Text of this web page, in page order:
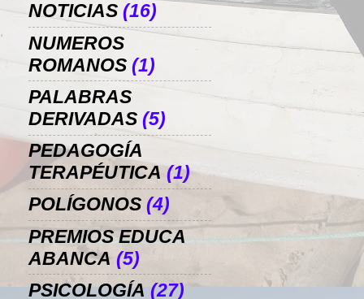
NOTICIAS (16)
NUMEROS
ROMANOS (1)
PALABRAS
DERIVADAS (5)
PEDAGOGÍA
TERAPÉUTICA (1)
POLÍGONOS (4)
PREMIOS EDUCA
ABANCA (5)
PSICOLOGÍA (27)